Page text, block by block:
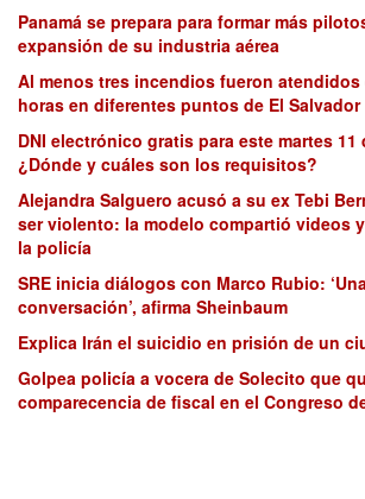
Panamá se prepara para formar más
expansión de su industria aérea
Al menos tres incendios fueron
horas en diferentes puntos de El Salvador
DNI electrónico gratis para este martes 11
¿Dónde y cuáles son los requisitos?
Alejandra Salguero acusó a su ex Tebi
ser violento: la modelo compartió videos
la policía
SRE inicia diálogos con Marco Rubio:
conversación’, afirma Sheinbaum
Explica Irán el suicidio en prisión de un
Golpea policía a vocera de Solecito que
comparecencia de fiscal en el Congreso